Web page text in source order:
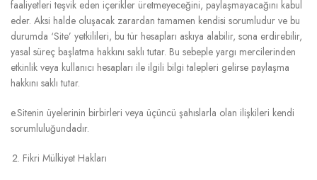
faaliyetleri teşvik eden içerikler üretmeyeceğini, paylaşmayacağını kabul
eder. Aksi halde oluşacak zarardan tamamen kendisi sorumludur ve bu
durumda ‘Site’ yetkilileri, bu tür hesapları askıya alabilir, sona erdirebilir,
yasal süreç başlatma hakkını saklı tutar. Bu sebeple yargı mercilerinden
etkinlik veya kullanıcı hesapları ile ilgili bilgi talepleri gelirse paylaşma
hakkını saklı tutar.
e.Sitenin üyelerinin birbirleri veya üçüncü şahıslarla olan ilişkileri kendi
sorumluluğundadır.
Fikri Mülkiyet Hakları